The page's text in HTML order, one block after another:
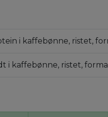
i kaffebønne, ristet,
i kaffebønne, ristet,